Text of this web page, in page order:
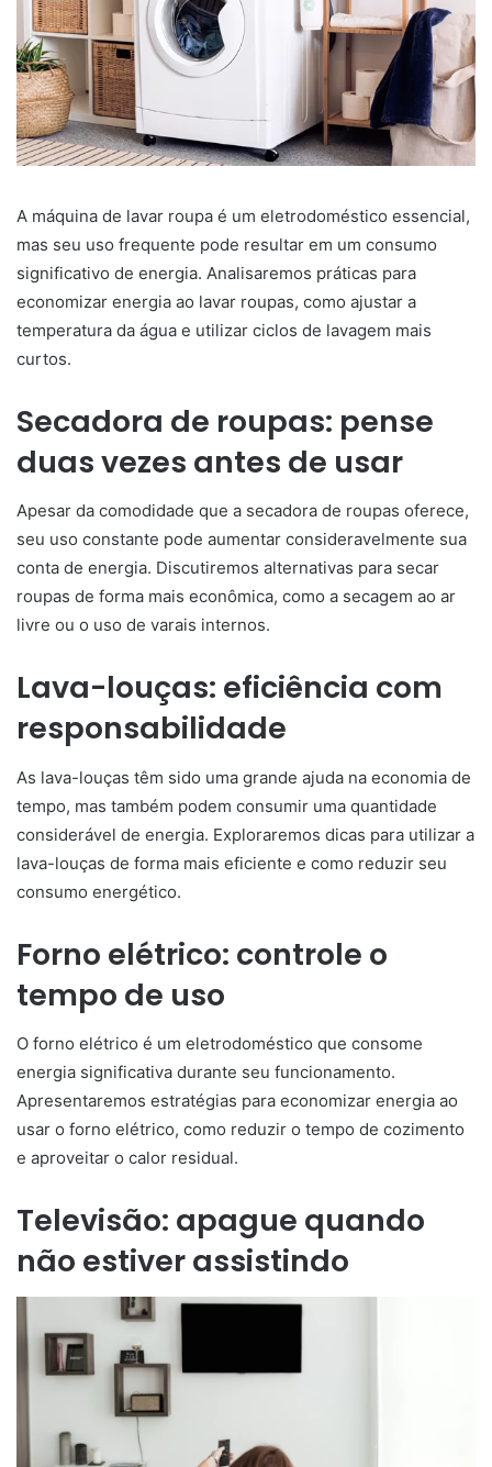
A máquina de lavar roupa é um eletrodoméstico essencial,
mas seu uso frequente pode resultar em um consumo
significativo de energia. Analisaremos práticas para
economizar energia ao lavar roupas, como ajustar a
temperatura da água e utilizar ciclos de lavagem mais
curtos.
Secadora de roupas: pense
duas vezes antes de usar
Apesar da comodidade que a secadora de roupas oferece,
seu uso constante pode aumentar consideravelmente sua
conta de energia. Discutiremos alternativas para secar
roupas de forma mais econômica, como a secagem ao ar
livre ou o uso de varais internos.
Lava-louças: eficiência com
responsabilidade
As lava-louças têm sido uma grande ajuda na economia de
tempo, mas também podem consumir uma quantidade
considerável de energia. Exploraremos dicas para utilizar a
lava-louças de forma mais eficiente e como reduzir seu
consumo energético.
Forno elétrico: controle o
tempo de uso
O forno elétrico é um eletrodoméstico que consome
energia significativa durante seu funcionamento.
Apresentaremos estratégias para economizar energia ao
usar o forno elétrico, como reduzir o tempo de cozimento
e aproveitar o calor residual.
Televisão: apague quando
não estiver assistindo